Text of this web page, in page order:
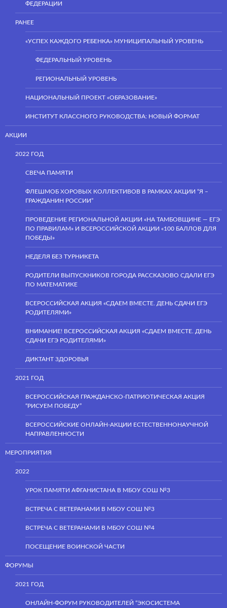
ФЕДЕРАЦИИ
РАНЕЕ
«УСПЕХ КАЖДОГО РЕБЕНКА» МУНИЦИПАЛЬНЫЙ УРОВЕНЬ
ФЕДЕРАЛЬНЫЙ УРОВЕНЬ
РЕГИОНАЛЬНЫЙ УРОВЕНЬ
НАЦИОНАЛЬНЫЙ ПРОЕКТ «ОБРАЗОВАНИЕ»
ИНСТИТУТ КЛАССНОГО РУКОВОДСТВА: НОВЫЙ ФОРМАТ
АКЦИИ
2022 ГОД
СВЕЧА ПАМЯТИ
ФЛЕШМОБ ХОРОВЫХ КОЛЛЕКТИВОВ В РАМКАХ АКЦИИ “Я –
ГРАЖДАНИН РОССИИ”
ПРОВЕДЕНИЕ РЕГИОНАЛЬНОЙ АКЦИИ «НА ТАМБОВЩИНЕ — ЕГЭ
ПО ПРАВИЛАМ» И ВСЕРОССИЙСКОЙ АКЦИИ «100 БАЛЛОВ ДЛЯ
ПОБЕДЫ»
НЕДЕЛЯ БЕЗ ТУРНИКЕТА
РОДИТЕЛИ ВЫПУСКНИКОВ ГОРОДА РАССКАЗОВО СДАЛИ ЕГЭ
ПО МАТЕМАТИКЕ
ВСЕРОССИЙСКАЯ АКЦИЯ «СДАЕМ ВМЕСТЕ. ДЕНЬ СДАЧИ ЕГЭ
РОДИТЕЛЯМИ»
ВНИМАНИЕ! ВСЕРОССИЙСКАЯ АКЦИЯ «СДАЕМ ВМЕСТЕ. ДЕНЬ
СДАЧИ ЕГЭ РОДИТЕЛЯМИ»
ДИКТАНТ ЗДОРОВЬЯ
2021 ГОД
ВСЕРОССИЙСКАЯ ГРАЖДАНСКО-ПАТРИОТИЧЕСКАЯ АКЦИЯ
“РИСУЕМ ПОБЕДУ”
ВСЕРОССИЙСКИЕ ОНЛАЙН-АКЦИИ ЕСТЕСТВЕННОНАУЧНОЙ
НАПРАВЛЕННОСТИ
МЕРОПРИЯТИЯ
2022
УРОК ПАМЯТИ АФГАНИСТАНА В МБОУ СОШ №3
ВСТРЕЧА С ВЕТЕРАНАМИ В МБОУ СОШ №3
ВСТРЕЧА С ВЕТЕРАНАМИ В МБОУ СОШ №4
ПОСЕЩЕНИЕ ВОИНСКОЙ ЧАСТИ
ФОРУМЫ
2021 ГОД
ОНЛАЙН-ФОРУМ РУКОВОДИТЕЛЕЙ “ЭКОСИСТЕМА